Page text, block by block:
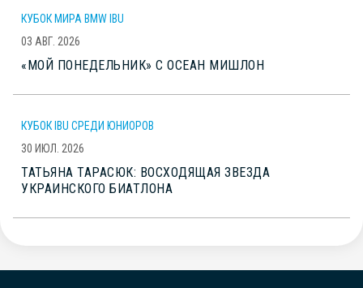
КУБОК МИРА BMW IBU
03 АВГ. 2026
«МОЙ ПОНЕДЕЛЬНИК» С ОСЕАН МИШЛОН
КУБОК IBU СРЕДИ ЮНИОРОВ
30 ИЮЛ. 2026
ТАТЬЯНА ТАРАСЮК: ВОСХОДЯЩАЯ ЗВЕЗДА
УКРАИНСКОГО БИАТЛОНА